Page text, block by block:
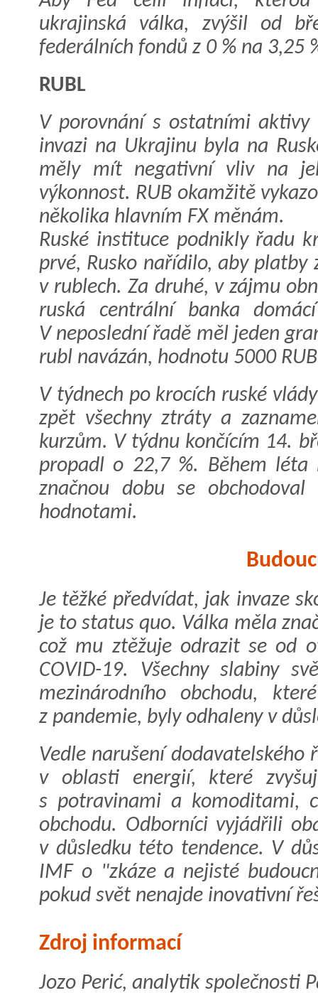
ukrajinská válka, zvýšil od
federálních fondů z 0 % na 3,25
RUBL
V porovnání s ostatními aktivy
invazi na Ukrajinu byla na
měly mít negativní vliv na
výkonnost. RUB okamžitě
několika hlavním FX měnám.
Ruské instituce podnikly řadu
prvé, Rusko nařídilo, aby platby
v rublech. Za druhé, v zájmu
ruská centrální banka
V neposlední řadě měl jeden
rubl navázán, hodnotu 5000
V týdnech po krocích ruské
zpět všechny ztráty a
kurzům. V týdnu končícím 14.
propadl o 22,7 %. Během léta
značnou dobu se obchodoval
hodnotami.
Je těžké předvídat, jak invaze
je to status quo. Válka měla
což mu ztěžuje odrazit se od
COVID-19. Všechny slabiny
mezinárodního obchodu,
z pandemie, byly odhaleny v
Vedle narušení dodavatelského
v oblasti energií, které
s potravinami a komoditami,
obchodu. Odborníci vyjádřili
v důsledku této tendence. V
IMF o "zkáze a nejisté
pokud svět nenajde inovativní
Zdroj informací
Jozo Perić, analytik společnosti